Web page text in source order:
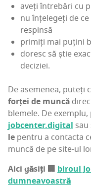
aveți între­bări cu
nu înțe­le­geți de
respinsă
pri­miți mai puțini
doresc să știe
deciziei.
De ase­me­nea, puteți
for­ței de mun­că
ble­me­le. De
jobcenter.digital
le pen­tru a con­tac­ta
mun­că de pe site-ul
Aici găsiți 🏢 biro­ul
dumneavoastră